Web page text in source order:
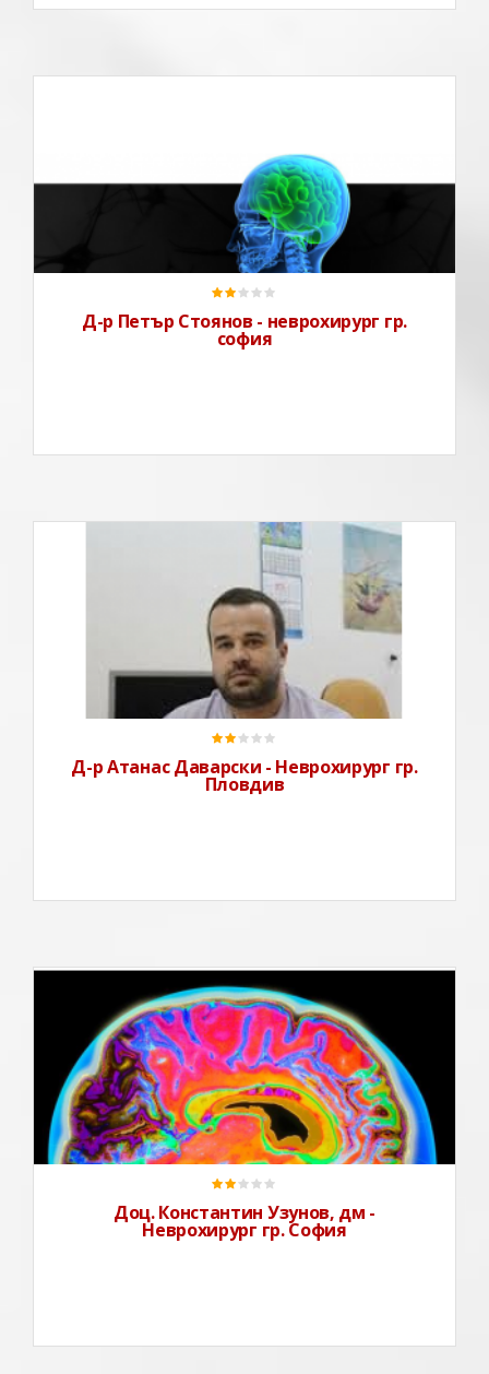
Д-р Петър Стоянов Д-р Петър Стоянов специалист по
неврохирургия с богат опит в областта на
медицината.Извършва диагностика, лечение и
премахване на тумори на централната и
периферната нервна система, съдови заболявания
на нервната система, дегенеративни з
Д-р Петър Стоянов - неврохирург гр.
софия
Д-р Атанас Даварски е неврохирург. Д-р Даварски
лекува заболявания на главен мозък, туморни,
съдови (инсулти). Вродени малформации в
развитието на нервната система,
травми.Заболявания на гръбначен стълб и
гръбначен мозък - дискови хернии, стеснение на
Д-р Атанас Даварски - Неврохирург гр.
Пловдив
Завеждащ на отделение по гръбначна
неврохирургия.Образование : 1988 г. Завършена
Медицинска академия гр. София спец. Медицина 1988
г. Невролог в окръжна болница "Р . Ангелова" – гр.
Перник 1990 г. След ко
Доц. Константин Узунов, дм -
Неврохирург гр. София